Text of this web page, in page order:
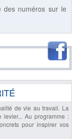
des numéros sur le
de vie au travail. La
Au programme :
pour inspirer vos